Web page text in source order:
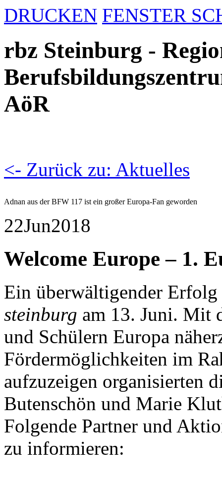
DRUCKEN FENSTER
rbz Steinburg -
AöR
<- Zurück zu: Aktuelles
Adnan aus der BFW 117 ist ein großer Europa-Fan geworden
22Jun2018
Welcome Europe – 1.
Ein überwältigender
steinburg am 13. Juni. Mit
und Schülern Europa
Fördermöglichkeiten im
aufzuzeigen organisierten
Butenschön und Marie
Folgende Partner und
zu informieren: